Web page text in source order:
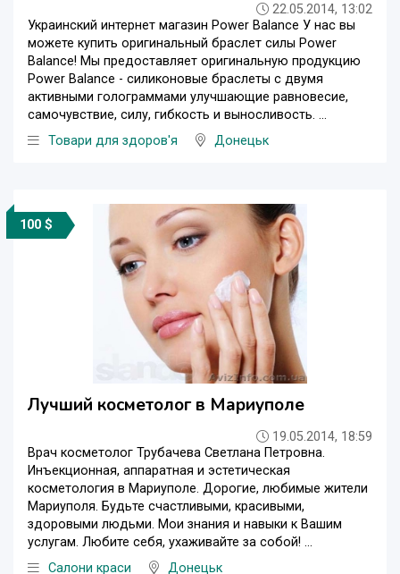
22.05.2014, 13:02
Украинский интернет магазин Power Balance У нас вы
можете купить оригинальный браслет силы Power
Balance! Мы предоставляет оригинальную продукцию
Power Balance - силиконовые браслеты с двумя
активными голограммами улучшающие равновесие,
самочувствие, силу, гибкость и выносливость. ...
Товари для здоров'я
Донецьк
100 $
Лучший косметолог в Мариуполе
19.05.2014, 18:59
Врач косметолог Трубачева Светлана Петровна.
Инъекционная, аппаратная и эстетическая
косметология в Мариуполе. Дорогие, любимые жители
Мариуполя. Будьте счастливыми, красивыми,
здоровыми людьми. Мои знания и навыки к Вашим
услугам. Любите себя, ухаживайте за собой! ...
Салони краси
Донецьк